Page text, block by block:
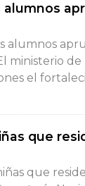
alumnos
ministerio de
el
que
que